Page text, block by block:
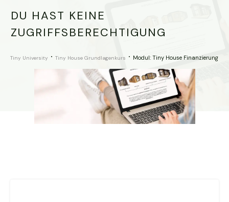
DU HAST KEINE
ZUGRIFFSBERECHTIGUNG
Tiny University Tiny House Grundlagenkurs Modul: Tiny House Finanzierung